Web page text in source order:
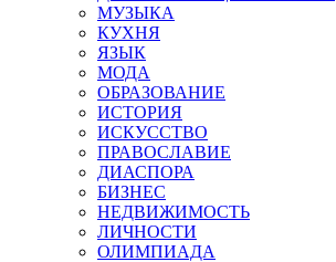
МУЗЫКА
КУХНЯ
ЯЗЫК
МОДА
ОБРАЗОВАНИЕ
ИСТОРИЯ
ИСКУССТВО
ПРАВОСЛАВИЕ
ДИАСПОРА
БИЗНЕС
НЕДВИЖИМОСТЬ
ЛИЧНОСТИ
ОЛИМПИАДА